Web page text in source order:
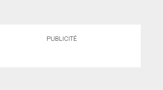
PUBLICITÉ